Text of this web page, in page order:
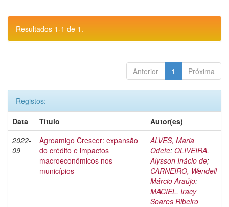
Resultados 1-1 de 1.
Anterior 1 Próxima
Registos:
Data
Título
Autor(es)
2022-
09
Agroamigo Crescer: expansão
do crédito e impactos
macroeconômicos nos
municípios
ALVES, Maria
Odete; OLIVEIRA,
Alysson Inácio de;
CARNEIRO, Wendell
Márcio Araújo;
MACIEL, Iracy
Soares Ribeiro